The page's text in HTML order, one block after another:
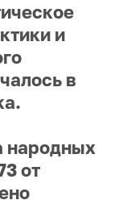
и
в
народных
от